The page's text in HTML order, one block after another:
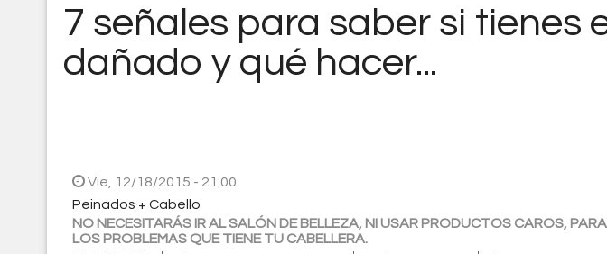
7 señales para saber si tienes
dañado y qué hacer...
Vie, 12/18/2015 - 21:00
Peinados + Cabello
NO NECESITARÁS IR AL SALÓN DE BELLEZA, NI USAR PRODUCTOS CAROS,
LOS PROBLEMAS QUE TIENE TU CABELLERA.